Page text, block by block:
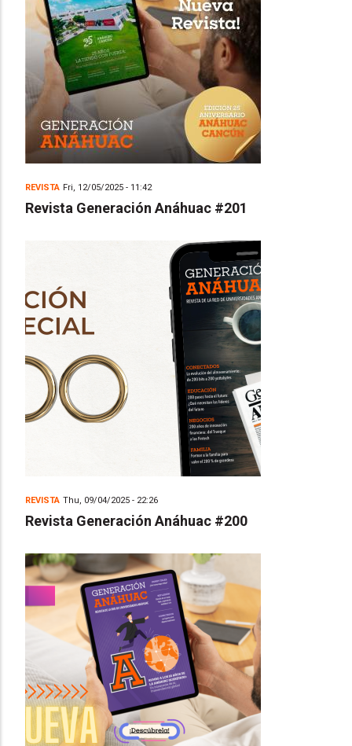
REVISTA Fri, 12/05/2025 - 11:42
Revista Generación Anáhuac #201
REVISTA Thu, 09/04/2025 - 22:26
Revista Generación Anáhuac #200